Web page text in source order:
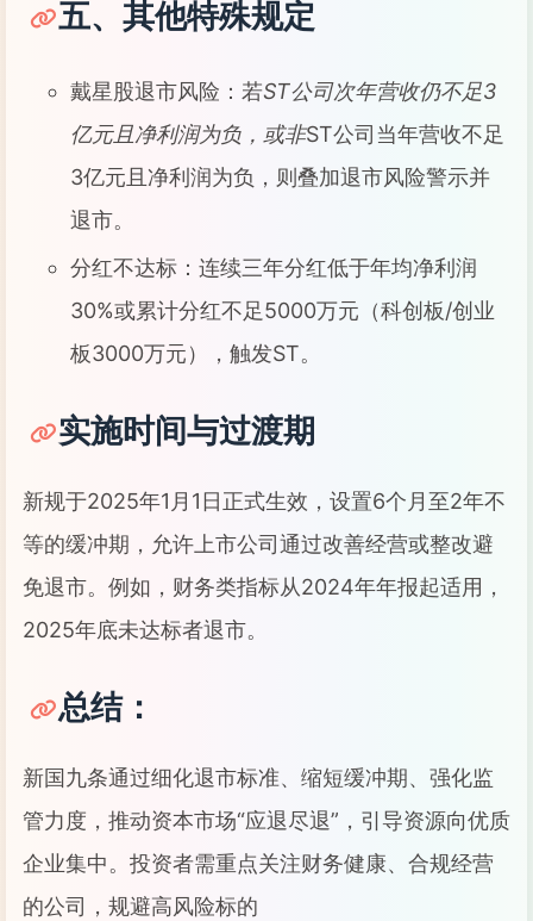
五、其他特殊规定
戴星股退市风险：若ST公司次年营收仍不足3
亿元且净利润为负，或非ST公司当年营收不足
3亿元且净利润为负，则叠加退市风险警示并
退市。
分红不达标：连续三年分红低于年均净利润
30%或累计分红不足5000万元（科创板/创业
板3000万元），触发ST。
实施时间与过渡期
新规于2025年1月1日正式生效，设置6个月至2年不
等的缓冲期，允许上市公司通过改善经营或整改避
免退市。例如，财务类指标从2024年年报起适用，
2025年底未达标者退市。
总结：
新国九条通过细化退市标准、缩短缓冲期、强化监
管力度，推动资本市场“应退尽退”，引导资源向优质
企业集中。投资者需重点关注财务健康、合规经营
的公司，规避高风险标的